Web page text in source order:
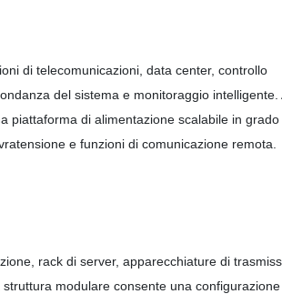
di telecomunicazioni, data center, controllo
del sistema e monitoraggio intelligente.
piattaforma di alimentazione scalabile in grado
e funzioni di comunicazione remota.
rack di server, apparecchiature di
modulare consente una configurazione